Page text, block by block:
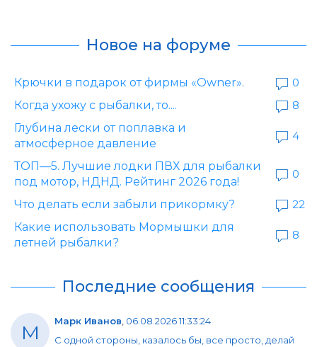
Новое на форуме
Крючки в подарок от фирмы «Owner».
0
Когда ухожу с рыбалки, то....
8
Глубина лески от поплавка и
атмосферное давление
4
ТОП—5. Лучшие лодки ПВХ для рыбалки
под мотор, НДНД. Рейтинг 2026 года!
0
Что делать если забыли прикормку?
22
Какие использовать Мормышки для
летней рыбалки?
8
Последние сообщения
М Марк Иванов 06.08.2026 11:33:24
С одной стороны, казалось бы, все просто, делай